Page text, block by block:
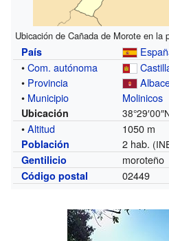
Ubicación de Cañada de Morote en la
País
•Com. autónoma
• Provincia
• Municipio Molinicos
Ubicación
•Altitud 1050 m
Población 2 hab.
Gentilicio
moroteño
Código postal 02449